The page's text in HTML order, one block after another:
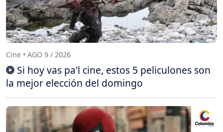
Cine • AGO 9 / 2026
Si hoy vas pa'l cine, estos 5 peliculones son
la mejor elección del domingo